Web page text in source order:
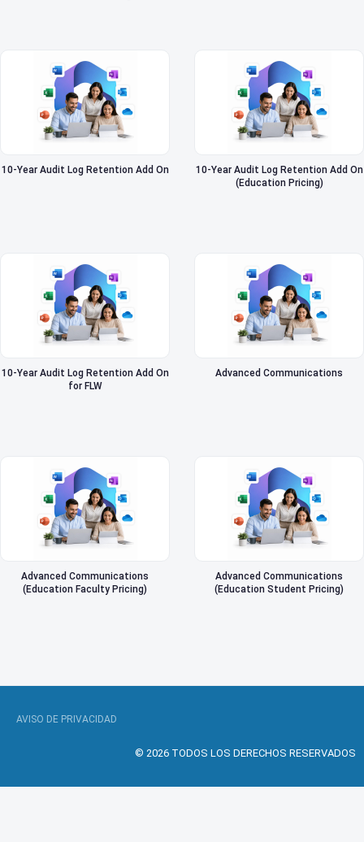
10-Year Audit Log Retention Add On
10-Year Audit Log Retention Add On
(Education Pricing)
10-Year Audit Log Retention Add On
for FLW
Advanced Communications
Advanced Communications
(Education Faculty Pricing)
Advanced Communications
(Education Student Pricing)
AVISO DE PRIVACIDAD
© 2026 TODOS LOS DERECHOS RESERVADOS